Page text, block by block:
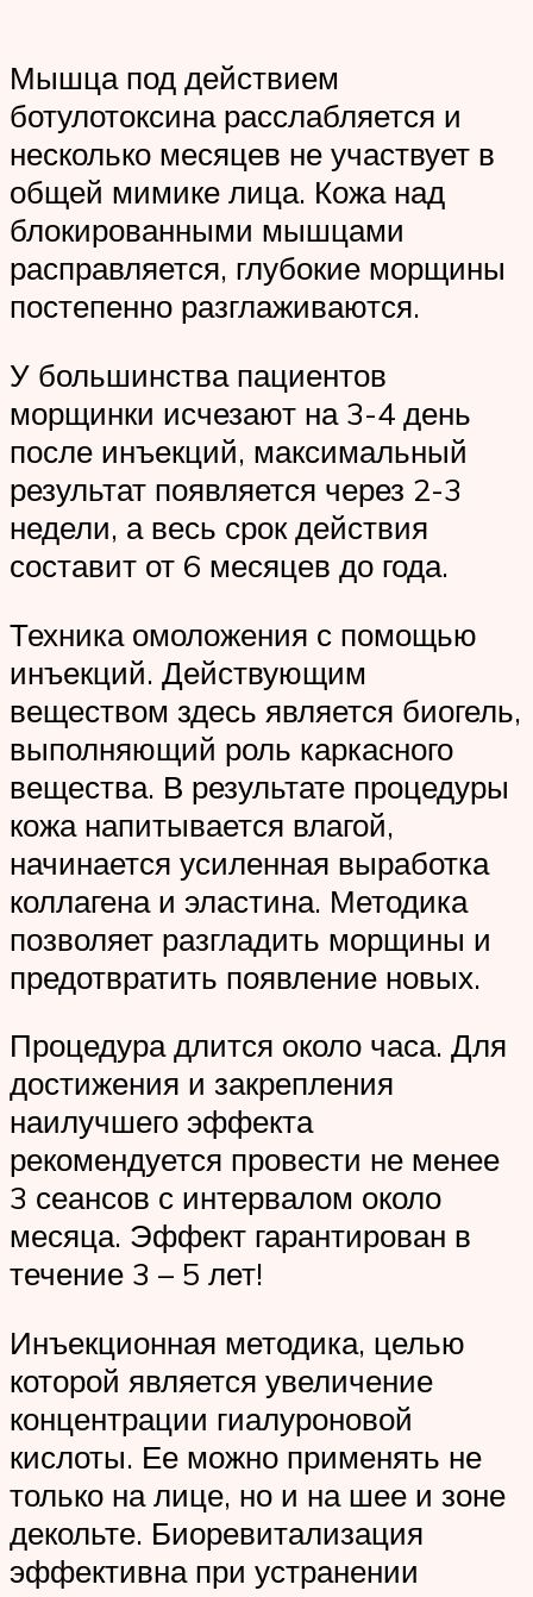
Мышца под действием
ботулотоксина расслабляется и
несколько месяцев не участвует в
общей мимике лица. Кожа над
блокированными мышцами
расправляется, глубокие морщины
постепенно разглаживаются.
У большинства пациентов
морщинки исчезают на 3-4 день
после инъекций, максимальный
результат появляется через 2-3
недели, а весь срок действия
составит от 6 месяцев до года.
Техника омоложения с помощью
инъекций. Действующим
веществом здесь является биогель,
выполняющий роль каркасного
вещества. В результате процедуры
кожа напитывается влагой,
начинается усиленная выработка
коллагена и эластина. Методика
позволяет разгладить морщины и
предотвратить появление новых.
Процедура длится около часа. Для
достижения и закрепления
наилучшего эффекта
рекомендуется провести не менее
3 сеансов с интервалом около
месяца. Эффект гарантирован в
течение 3 – 5 лет!
Инъекционная методика, целью
которой является увеличение
концентрации гиалуроновой
кислоты. Ее можно применять не
только на лице, но и на шее и зоне
декольте. Биоревитализация
эффективна при устранении